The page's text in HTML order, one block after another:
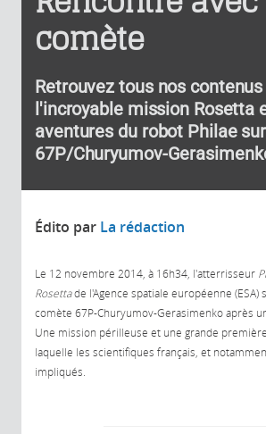
comète
Retrouvez tous nos
l'incroyable mission Rosetta
aventures du robot Philae
67P/Churyumov-
Édito par La rédaction
Le 12 novembre 2014, à 16h34, l'atterrisseur
Rosettade l'Agence spatiale européenne (ESA)
comète 67P-Churyumov-Gerasimenko après
Une mission périlleuse et une grande
laquelle les scientifiques français, et
impliqués.